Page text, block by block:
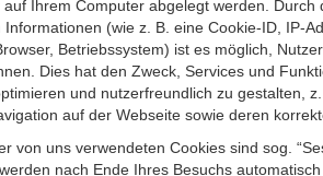
auf Ihrem Computer abgelegt werden. Durch
(wie z. B. eine Cookie-ID, IP-
Betriebssystem) ist es möglich, Nutzer
Dies hat den Zweck, Services und
und nutzerfreundlich zu gestalten,
auf der Webseite sowie deren
von uns verwendeten Cookies sind sog.
nach Ende Ihres Besuchs